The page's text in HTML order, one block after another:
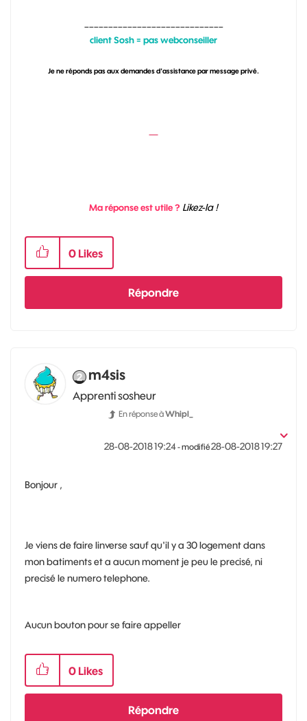
client Sosh = pas webconseiller
Je ne réponds pas aux demandes d'assistance par message privé.
Ma réponse est utile ? Likez-la !
0 Likes
Répondre
m4sis
Apprenti sosheur
En réponse àWhipl_
‎28-08-201819:24- modifié‎28-08-201819:27
Bonjour ,
Je viens de faire linverse sauf qu'il y a 30 logement dans
mon batiments et a aucun moment je peu le precisé, ni
precisé le numero telephone.
Aucun bouton pour se faire appeller
0 Likes
Répondre